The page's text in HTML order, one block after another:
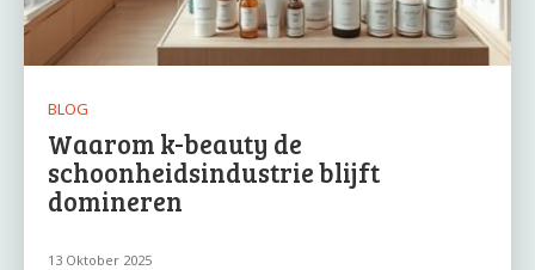
BLOG
Waarom k-beauty de
schoonheidsindustrie blijft
domineren
13 Oktober 2025